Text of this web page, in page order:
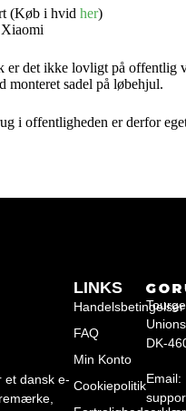
(Køb i hvid her)
er det ikke lovligt på offentlig
monteret sadel på løbehjul.
i offentligheden er derfor
et dansk e-
LINKS
Handelsbetingelser
FAQ
Min Konto
Cookiepolitik
DK-
Email: